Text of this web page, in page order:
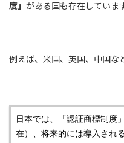
度」 がある国も存在しています
例えば、米国、英国、中国な
日本では、「認証商標制度
在）、将来的には導入され